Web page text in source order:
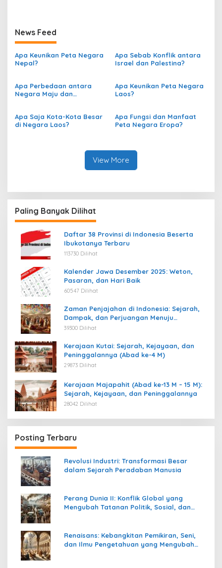
News Feed
Apa Keunikan Peta Negara
Nepal?
Apa Sebab Konflik antara
Israel dan Palestina?
Apa Perbedaan antara
Negara Maju dan
Apa Keunikan Peta Negara
Laos?
Apa Saja Kota-Kota Besar
di Negara Laos?
Apa Fungsi dan Manfaat
Peta Negara Eropa?
View More
Paling Banyak Dilihat
Daftar 38 Provinsi di Indonesia Beserta
Ibukotanya Terbaru
113730 Dilihat
Kalender Jawa Desember 2025: Weton,
Pasaran, dan Hari Baik
60547 Dilihat
Zaman Penjajahan di Indonesia: Sejarah,
Dampak, dan Perjuangan Menuju
Kemerdekaan
39300 Dilihat
Kerajaan Kutai: Sejarah, Kejayaan, dan
Peninggalannya (Abad ke-4 M)
29873 Dilihat
Kerajaan Majapahit (Abad ke-13 M – 15 M):
Sejarah, Kejayaan, dan Peninggalannya
28042 Dilihat
Posting Terbaru
Revolusi Industri: Transformasi Besar
dalam Sejarah Peradaban Manusia
Perang Dunia II: Konflik Global yang
Mengubah Tatanan Politik, Sosial, dan
Renaisans: Kebangkitan Pemikiran, Seni,
dan Ilmu Pengetahuan yang Mengubah